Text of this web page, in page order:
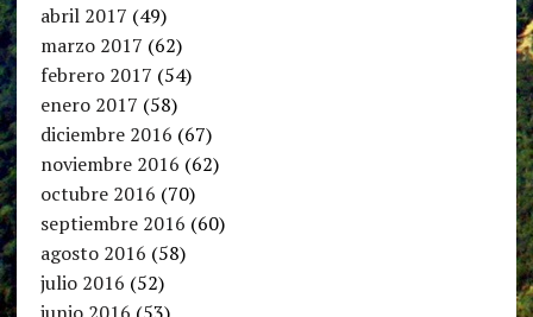
abril 2017 (49)
marzo 2017 (62)
febrero 2017 (54)
enero 2017 (58)
diciembre 2016 (67)
noviembre 2016 (62)
octubre 2016 (70)
septiembre 2016 (60)
agosto 2016 (58)
julio 2016 (52)